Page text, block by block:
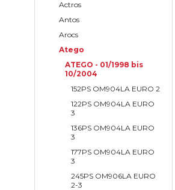
Actros
Antos
Arocs
Atego
ATEGO - 01/1998 bis
10/2004
152PS OM904LA EURO 2
122PS OM904LA EURO
3
136PS OM904LA EURO
3
177PS OM904LA EURO
3
245PS OM906LA EURO
2-3